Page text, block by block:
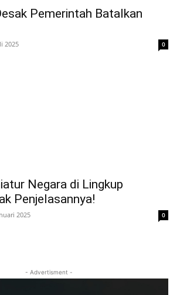
Pemerintah Batalkan
2025 0
Negara di Lingkup
Penjelasannya!
2025 0
- Advertisment -